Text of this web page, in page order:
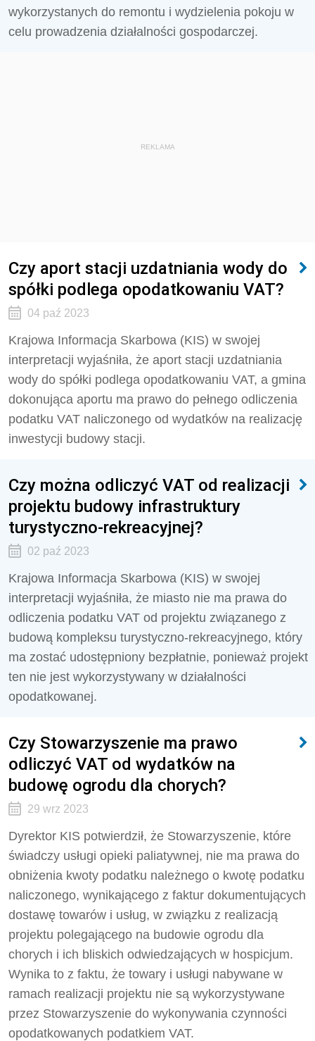
wykorzystanych do remontu i wydzielenia pokoju w
celu prowadzenia działalności gospodarczej.
REKLAMA
Czy aport stacji uzdatniania wody do
spółki podlega opodatkowaniu VAT?
04 paź 2023
Krajowa Informacja Skarbowa (KIS) w swojej
interpretacji wyjaśniła, że aport stacji uzdatniania
wody do spółki podlega opodatkowaniu VAT, a gmina
dokonująca aportu ma prawo do pełnego odliczenia
podatku VAT naliczonego od wydatków na realizację
inwestycji budowy stacji.
Czy można odliczyć VAT od realizacji
projektu budowy infrastruktury
turystyczno-rekreacyjnej?
02 paź 2023
Krajowa Informacja Skarbowa (KIS) w swojej
interpretacji wyjaśniła, że miasto nie ma prawa do
odliczenia podatku VAT od projektu związanego z
budową kompleksu turystyczno-rekreacyjnego, który
ma zostać udostępniony bezpłatnie, ponieważ projekt
ten nie jest wykorzystywany w działalności
opodatkowanej.
Czy Stowarzyszenie ma prawo
odliczyć VAT od wydatków na
budowę ogrodu dla chorych?
29 wrz 2023
Dyrektor KIS potwierdził, że Stowarzyszenie, które
świadczy usługi opieki paliatywnej, nie ma prawa do
obniżenia kwoty podatku należnego o kwotę podatku
naliczonego, wynikającego z faktur dokumentujących
dostawę towarów i usług, w związku z realizacją
projektu polegającego na budowie ogrodu dla
chorych i ich bliskich odwiedzających w hospicjum.
Wynika to z faktu, że towary i usługi nabywane w
ramach realizacji projektu nie są wykorzystywane
przez Stowarzyszenie do wykonywania czynności
opodatkowanych podatkiem VAT.